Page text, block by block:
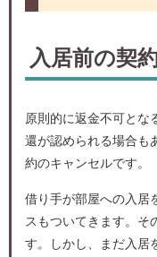
入居前の契
原則的に返金不可とな
還が認められる場合も
約のキャンセルです。
借り手が部屋への入居
スもついてきます。そ
す。しかし、まだ入居